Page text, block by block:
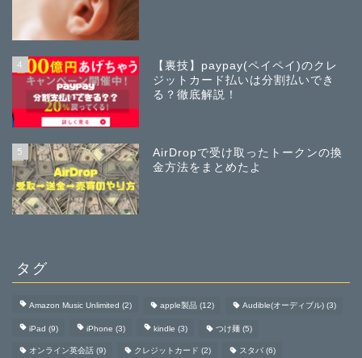
4
【裏技】paypay(ペイペイ)のクレ
ジットカード払いは分割払いでき
る？徹底解説！
5
AirDropで受け取ったトークンの換
金方法をまとめたよ
タグ
Amazon Music Unlimited (2) apple製品 (12) Audible(オーディブル) (3)
iPad (9) iPhone (3) kindle (3) つけ麺 (5)
オンライン英会話 (9) クレジットカード (2) スタバ (6)